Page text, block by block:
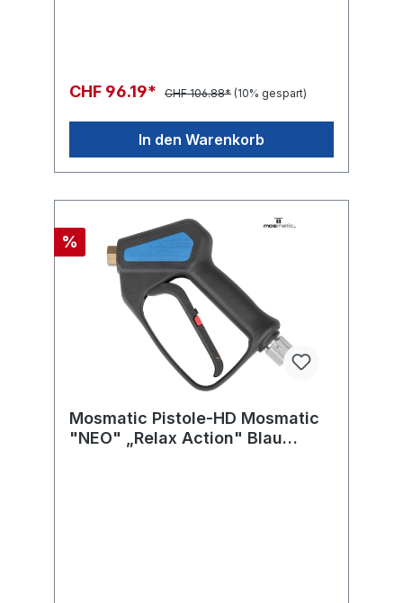
CHF 96.19* CHF 106.88* (10% gespart)
In den Warenkorb
%
Mosmatic Pistole-HD Mosmatic
"NEO" „Relax Action" Blau